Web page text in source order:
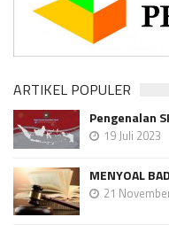
ARTIKEL POPULER
Pengenalan
19 Juli 2023
MENYOAL
21